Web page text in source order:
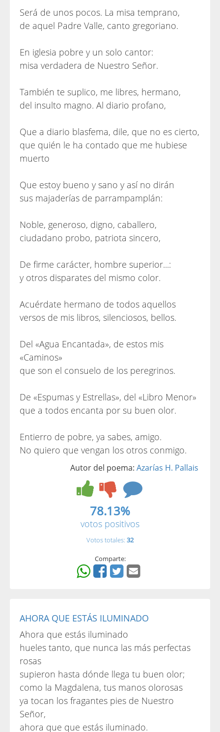
Será de unos pocos. La misa temprano,
de aquel Padre Valle, canto gregoriano.
En iglesia pobre y un solo cantor:
misa verdadera de Nuestro Señor.
También te suplico, me libres, hermano,
del insulto magno. Al diario profano,
Que a diario blasfema, dile, que no es cierto,
que quién le ha contado que me hubiese
muerto
Que estoy bueno y sano y así no dirán
sus majaderías de parrampamplán:
Noble, generoso, digno, caballero,
ciudadano probo, patriota sincero,
De firme carácter, hombre superior...:
y otros disparates del mismo color.
Acuérdate hermano de todos aquellos
versos de mis libros, silenciosos, bellos.
Del «Agua Encantada», de estos mis
«Caminos»
que son el consuelo de los peregrinos.
De «Espumas y Estrellas», del «Libro Menor»
que a todos encanta por su buen olor.
Entierro de pobre, ya sabes, amigo.
No quiero que vengan los otros conmigo.
Autor del poema: Azarías H. Pallais
78.13%
votos positivos
Votos totales: 32
Comparte:
AHORA QUE ESTÁS ILUMINADO
Ahora que estás iluminado
hueles tanto, que nunca las más perfectas
rosas
supieron hasta dónde llega tu buen olor;
como la Magdalena, tus manos olorosas
ya tocan los fragantes pies de Nuestro
Señor,
ahora que que estás iluminado.